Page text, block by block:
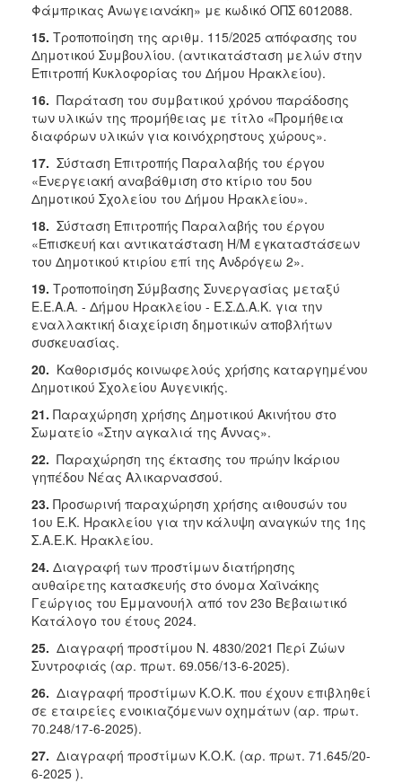
Φάμπρικας Ανωγειανάκη» με κωδικό ΟΠΣ 6012088.
15. Τροποποίηση της αριθμ. 115/2025 απόφασης του
Δημοτικού Συμβουλίου. (αντικατάσταση μελών στην
Επιτροπή Κυκλοφορίας του Δήμου Ηρακλείου).
16. Παράταση του συμβατικού χρόνου παράδοσης
των υλικών της προμήθειας με τίτλο «Προμήθεια
διαφόρων υλικών για κοινόχρηστους χώρους».
17. Σύσταση Επιτροπής Παραλαβής του έργου
«Ενεργειακή αναβάθμιση στο κτίριο του 5ου
Δημοτικού Σχολείου του Δήμου Ηρακλείου».
18. Σύσταση Επιτροπής Παραλαβής του έργου
«Επισκευή και αντικατάσταση Η/Μ εγκαταστάσεων
του Δημοτικού κτιρίου επί της Ανδρόγεω 2».
19. Τροποποίηση Σύμβασης Συνεργασίας μεταξύ
Ε.Ε.Α.Α. - Δήμου Ηρακλείου - Ε.Σ.Δ.Α.Κ. για την
εναλλακτική διαχείριση δημοτικών αποβλήτων
συσκευασίας.
20. Καθορισμός κοινωφελούς χρήσης καταργημένου
Δημοτικού Σχολείου Αυγενικής.
21. Παραχώρηση χρήσης Δημοτικού Ακινήτου στο
Σωματείο «Στην αγκαλιά της Άννας».
22. Παραχώρηση της έκτασης του πρώην Ικάριου
γηπέδου Νέας Αλικαρνασσού.
23. Προσωρινή παραχώρηση χρήσης αιθουσών του
1ου Ε.Κ. Ηρακλείου για την κάλυψη αναγκών της 1ης
Σ.Α.Ε.Κ. Ηρακλείου.
24. Διαγραφή των προστίμων διατήρησης
αυθαίρετης κατασκευής στο όνομα Χαϊνάκης
Γεώργιος του Εμμανουήλ από τον 23ο Βεβαιωτικό
Κατάλογο του έτους 2024.
25. Διαγραφή προστίμου Ν. 4830/2021 Περί Ζώων
Συντροφιάς (αρ. πρωτ. 69.056/13-6-2025).
26. Διαγραφή προστίμων Κ.Ο.Κ. που έχουν επιβληθεί
σε εταιρείες ενοικιαζόμενων οχημάτων (αρ. πρωτ.
70.248/17-6-2025).
27. Διαγραφή προστίμων Κ.Ο.Κ. (αρ. πρωτ. 71.645/20-
6-2025 ).